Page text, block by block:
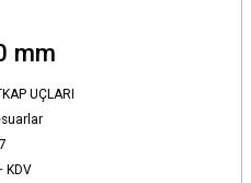
mm
UÇLARI
KDV